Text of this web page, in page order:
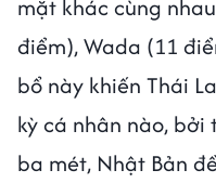
mặt khác cùng
điểm), Wada (11
bổ này khiến Thái
kỳ cá nhân nào,
ba mét, Nhật Bản